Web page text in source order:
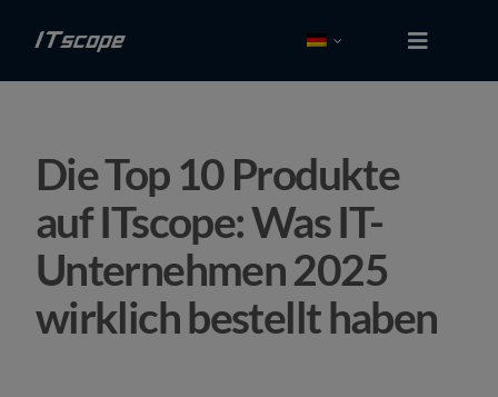
Inhalt
springen
Toggle
Login
Lösungen
Schnittstellen
Die Top 10 Produkte
auf ITscope: Was IT-
Unternehmen 2025
wirklich bestellt haben